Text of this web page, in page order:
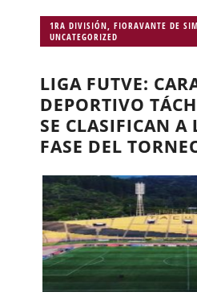
1RA DIVISIÓN FIORAVANTE DE
UNCATEGORIZED
LIGA FUTVE:
DEPORTIVO
SE CLASIFICAN A
FASE DEL